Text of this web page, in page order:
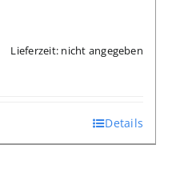
Lieferzeit: nicht angegeben
Details